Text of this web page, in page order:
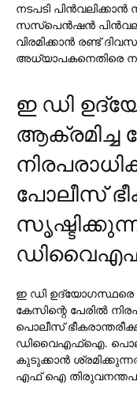
നടപടി
സസ്പെന്‍ഷന്‍
വിരമിക്കാന്‍ രണ്ട്
അധ്യാപകനെതിരെ
ഇ ഡി
ആക്രമിച്ച
പോലീസ്
ഇ ഡി ഉദ്യോഗസ്ഥരെ
കേസിന്റെ പേരില്‍
പൊലീസ്
ഡിവൈഎഫ്ഐ.
കുടുക്കാന്‍
എഫ് ഐ തിരുവനന്തപുരം